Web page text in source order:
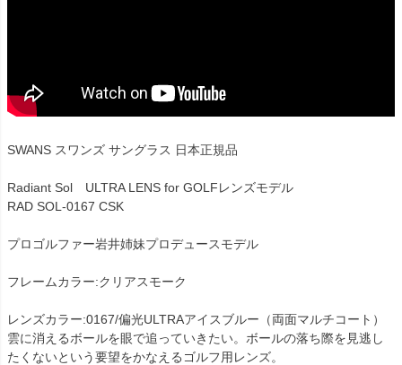
SWANS スワンズ サングラス 日本正規品
Radiant Sol ULTRA LENS for GOLFレンズモデル
RAD SOL-0167 CSK
プロゴルファー岩井姉妹プロデュースモデル
フレームカラー:クリアスモーク
レンズカラー:0167/偏光ULTRAアイスブルー（両面マルチコート）
雲に消えるボールを眼で追っていきたい。ボールの落ち際を見逃し
たくないという要望をかなえるゴルフ用レンズ。